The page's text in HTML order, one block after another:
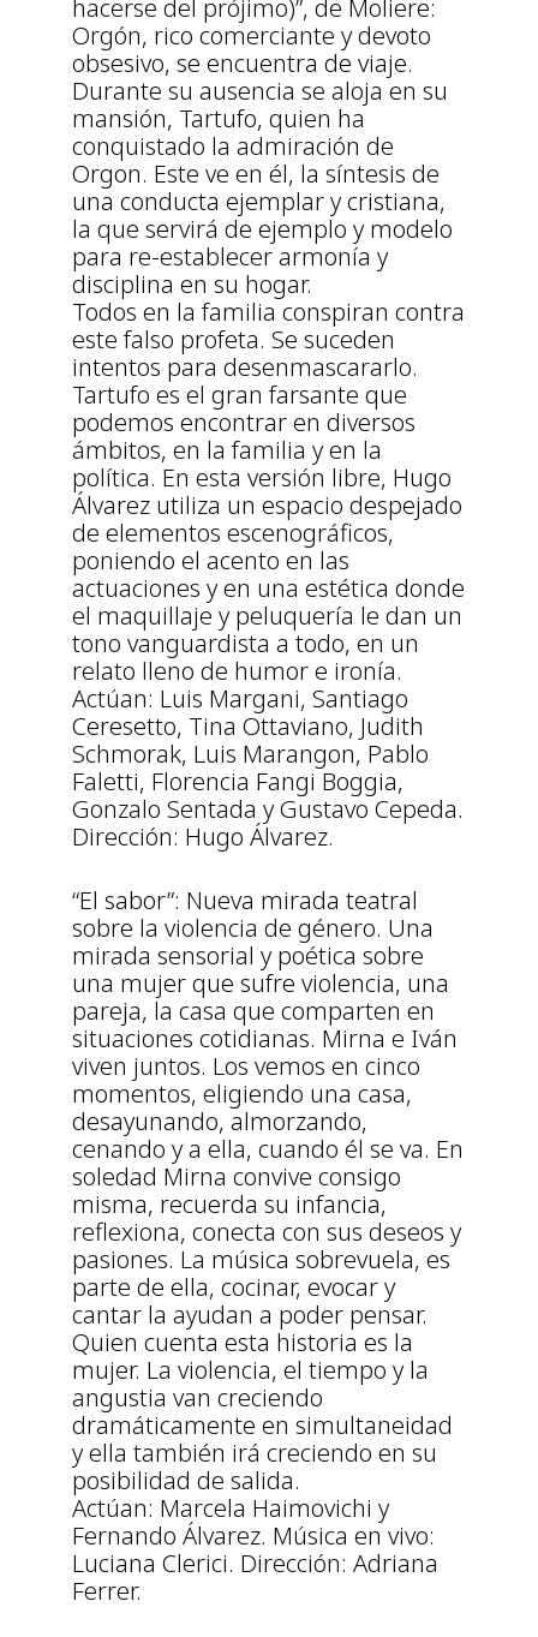
hacerse del prójimo)”, de Moliere:
Orgón, rico comerciante y devoto
obsesivo, se encuentra de viaje.
Durante su ausencia se aloja en su
mansión, Tartufo, quien ha
conquistado la admiración de
Orgon. Este ve en él, la síntesis de
una conducta ejemplar y cristiana,
la que servirá de ejemplo y modelo
para re-establecer armonía y
disciplina en su hogar.
Todos en la familia conspiran contra
este falso profeta. Se suceden
intentos para desenmascararlo.
Tartufo es el gran farsante que
podemos encontrar en diversos
ámbitos, en la familia y en la
política. En esta versión libre, Hugo
Álvarez utiliza un espacio despejado
de elementos escenográficos,
poniendo el acento en las
actuaciones y en una estética donde
el maquillaje y peluquería le dan un
tono vanguardista a todo, en un
relato lleno de humor e ironía.
Actúan: Luis Margani, Santiago
Ceresetto, Tina Ottaviano, Judith
Schmorak, Luis Marangon, Pablo
Faletti, Florencia Fangi Boggia,
Gonzalo Sentada y Gustavo Cepeda.
Dirección: Hugo Álvarez.
“El sabor”: Nueva mirada teatral
sobre la violencia de género. Una
mirada sensorial y poética sobre
una mujer que sufre violencia, una
pareja, la casa que comparten en
situaciones cotidianas. Mirna e Iván
viven juntos. Los vemos en cinco
momentos, eligiendo una casa,
desayunando, almorzando,
cenando y a ella, cuando él se va. En
soledad Mirna convive consigo
misma, recuerda su infancia,
reflexiona, conecta con sus deseos y
pasiones. La música sobrevuela, es
parte de ella, cocinar, evocar y
cantar la ayudan a poder pensar.
Quien cuenta esta historia es la
mujer. La violencia, el tiempo y la
angustia van creciendo
dramáticamente en simultaneidad
y ella también irá creciendo en su
posibilidad de salida.
Actúan: Marcela Haimovichi y
Fernando Álvarez. Música en vivo:
Luciana Clerici. Dirección: Adriana
Ferrer.